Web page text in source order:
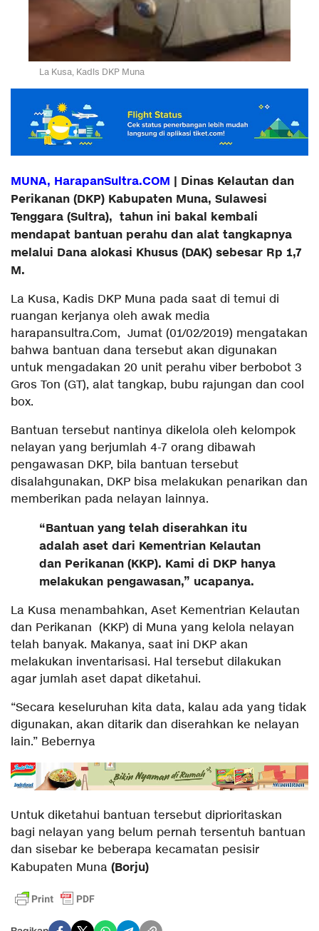
La Kusa, Kadis DKP Muna
MUNA, HarapanSultra.COM | Dinas Kelautan dan
Perikanan (DKP) Kabupaten Muna, Sulawesi
Tenggara (Sultra), tahun ini bakal kembali
mendapat bantuan perahu dan alat tangkapnya
melalui Dana alokasi Khusus (DAK) sebesar Rp 1,7
M.
La Kusa, Kadis DKP Muna pada saat di temui di
ruangan kerjanya oleh awak media
harapansultra.Com, Jumat (01/02/2019) mengatakan
bahwa bantuan dana tersebut akan digunakan
untuk mengadakan 20 unit perahu viber berbobot 3
Gros Ton (GT), alat tangkap, bubu rajungan dan cool
box.
Bantuan tersebut nantinya dikelola oleh kelompok
nelayan yang berjumlah 4-7 orang dibawah
pengawasan DKP, bila bantuan tersebut
disalahgunakan, DKP bisa melakukan penarikan dan
memberikan pada nelayan lainnya.
“Bantuan yang telah diserahkan itu
adalah aset dari Kementrian Kelautan
dan Perikanan (KKP). Kami di DKP hanya
melakukan pengawasan,” ucapanya.
La Kusa menambahkan, Aset Kementrian Kelautan
dan Perikanan (KKP) di Muna yang kelola nelayan
telah banyak. Makanya, saat ini DKP akan
melakukan inventarisasi. Hal tersebut dilakukan
agar jumlah aset dapat diketahui.
“Secara keseluruhan kita data, kalau ada yang tidak
digunakan, akan ditarik dan diserahkan ke nelayan
lain.” Bebernya
Untuk diketahui bantuan tersebut diprioritaskan
bagi nelayan yang belum pernah tersentuh bantuan
dan sisebar ke beberapa kecamatan pesisir
Kabupaten Muna (Borju)